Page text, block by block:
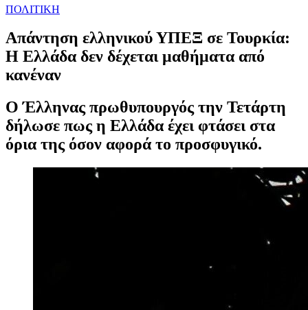
ΠΟΛΙΤΙΚΗ
Aπάντηση ελληνικού ΥΠΕΞ σε Τουρκία:
Η Ελλάδα δεν δέχεται μαθήματα από
κανέναν
Ο Έλληνας πρωθυπουργός την Τετάρτη
δήλωσε πως η Ελλάδα έχει φτάσει στα
όρια της όσον αφορά το προσφυγικό.